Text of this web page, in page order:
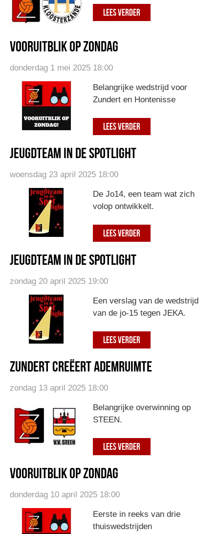
LEES VERDER
Vooruitblik op zondag
donderdag 1 mei 2025 18:00
Belangrijke wedstrijd voor
Zundert en Hontenisse
LEES VERDER
jeugdteam in de spotlight
woensdag 23 april 2025 18:00
De Jo14, een team wat zich
volop ontwikkelt.
LEES VERDER
Jeugdteam in de spotlight
zondag 20 april 2025 19:00
Een verslag van de wedstrijd
van de jo-15 tegen JEKA.
LEES VERDER
Zundert creëert ademruimte
zondag 13 april 2025 18:00
Belangrijke overwinning op
STEEN.
LEES VERDER
Vooruitblik op zondag
donderdag 10 april 2025 18:00
Eerste in reeks van drie
thuiswedstrijden